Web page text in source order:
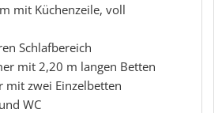
mit Küchenzeile, voll
Schlafbereich
mit 2,20 m langen Betten
mit zwei Einzelbetten
WC